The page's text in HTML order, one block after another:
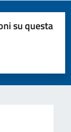
su questa